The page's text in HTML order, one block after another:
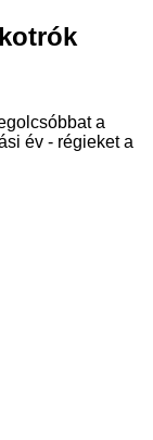
a
év - régieket a